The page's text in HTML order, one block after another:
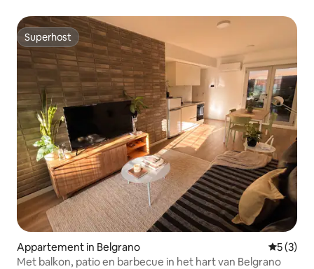
Superhost
Superhost
Appartement in Belgrano
5 (3)
Met balkon, patio en barbecue in het hart van Belgrano